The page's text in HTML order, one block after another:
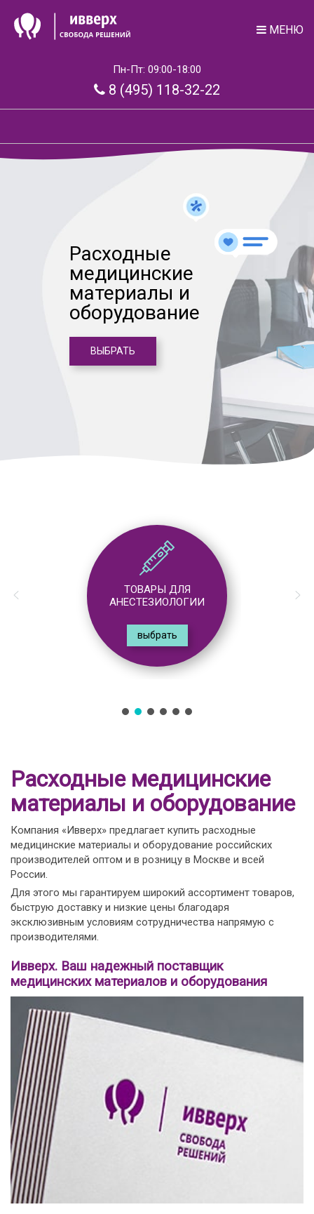
МЕНЮ
Пн-Пт: 09:00-18:00
8 (495) 118-32-22
Расходные
медицинские
материалы и
оборудование
ВЫБРАТЬ
ТОВАРЫ ДЛЯ
АНЕСТЕЗИОЛОГИИ
выбрать
Расходные медицинские
материалы и оборудование
Компания «Ивверх» предлагает купить расходные
медицинские материалы и оборудование российских
производителей оптом и в розницу в Москве и всей
России.
Для этого мы гарантируем широкий ассортимент товаров,
быструю доставку и низкие цены благодаря
эксклюзивным условиям сотрудничества напрямую с
производителями.
Ивверх. Ваш надежный поставщик
медицинских материалов и оборудования